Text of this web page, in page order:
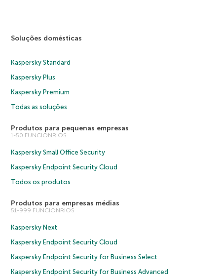
Soluções domésticas
Kaspersky Standard
Kaspersky Plus
Kaspersky Premium
Todas as soluções
Produtos para pequenas empresas
1-50 FUNCIONRIOS
Kaspersky Small Office Security
Kaspersky Endpoint Security Cloud
Todos os produtos
Produtos para empresas médias
51-999 FUNCIONRIOS
Kaspersky Next
Kaspersky Endpoint Security Cloud
Kaspersky Endpoint Security for Business Select
Kaspersky Endpoint Security for Business Advanced